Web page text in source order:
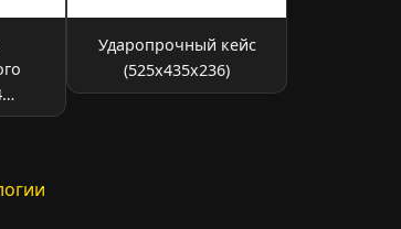
Ударопрочный кейс
(525х435х236)